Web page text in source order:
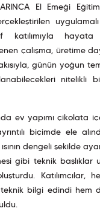
El Emeği
katılımıyla
çalışma, üretime
günün yoğun
nitelikli
ev yapımı çikolata
biçimde ele
dengeli şekilde
gibi teknik başlıklar
Katılımcılar,
bilgi edindi hem